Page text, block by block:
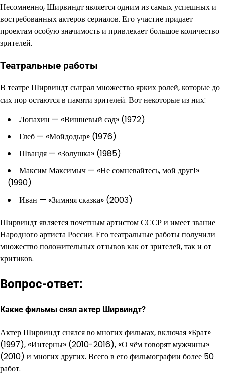
Несомненно, Ширвиндт является одним из самых успешных и
востребованных актеров сериалов. Его участие придает
проектам особую значимость и привлекает большое количество
зрителей.
Театральные работы
В театре Ширвиндт сыграл множество ярких ролей, которые до
сих пор остаются в памяти зрителей. Вот некоторые из них:
Лопахин — «Вишневый сад» (1972)
Глеб — «Мойдодыр» (1976)
Швандя — «Золушка» (1985)
Максим Максимыч — «Не сомневайтесь, мой друг!»
(1990)
Иван — «Зимняя сказка» (2003)
Ширвиндт является почетным артистом СССР и имеет звание
Народного артиста России. Его театральные работы получили
множество положительных отзывов как от зрителей, так и от
критиков.
Вопрос-ответ:
Какие фильмы снял актер Ширвиндт?
Актер Ширвиндт снялся во многих фильмах, включая «Брат»
(1997), «Интерны» (2010-2016), «О чём говорят мужчины»
(2010) и многих других. Всего в его фильмографии более 50
работ.